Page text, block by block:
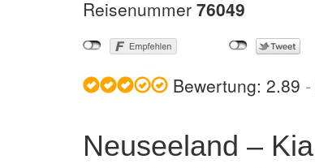
Reisenummer 76049
Bewertung: 2.89 -
Neuseeland –